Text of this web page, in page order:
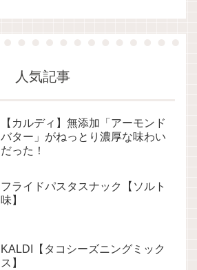
人気記事
【カルディ】無添加「アーモンド
バター」がねっとり濃厚な味わい
だった！
フライドパスタスナック【ソルト
味】
KALDI【タコシーズニングミック
ス】